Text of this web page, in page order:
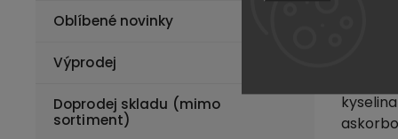
Oblíbené novinky
Výprodej
Doprodej skladu (mimo
sortiment)